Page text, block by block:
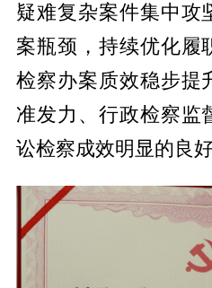
疑难复杂案件集中攻
案瓶颈，持续优化履
检察办案质效稳步提
准发力、行政检察监
讼检察成效明显的良好